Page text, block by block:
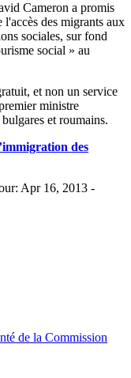
Cameron a promis
des migrants aux
sociales, sur fond
social » au
et non un service
ministre
et roumains.
des
Apr 16, 2013 -
de la Commission